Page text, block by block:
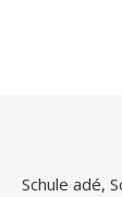
Schule adé,